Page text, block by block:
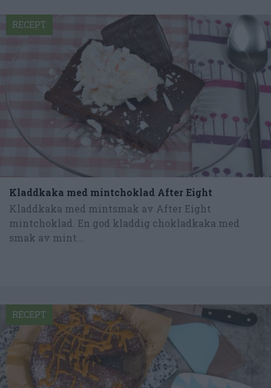
Kladdkaka med mintchoklad After Eight
Kladdkaka med mintsmak av After Eight
mintchoklad. En god kladdig chokladkaka med
smak av mint...
RECEPT
RECEPT